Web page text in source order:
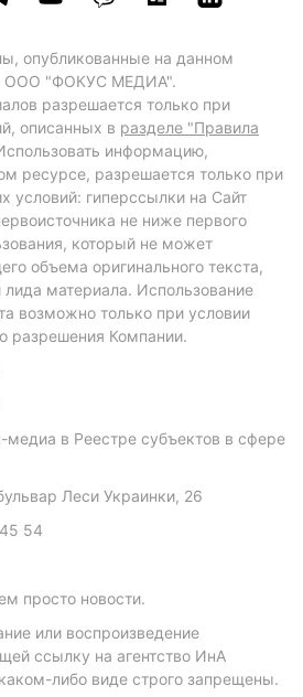
опубликованные на данном
ООО "ФОКУС МЕДИА".
разрешается только при
описанных в разделе "Правила
информацию,
ресурсе, разрешается только при
условий: гиперссылки на Сайт
не ниже первого
который не может
объема оригинального текста,
лида материала. Использование
возможно только при условии
разрешения Компании.
медиа в Реестре субъектов в сфере
Леси Украинки, 26
54
просто новости.
или воспроизведение
ссылку на агентство ИнА
либо виде строго запрещены.